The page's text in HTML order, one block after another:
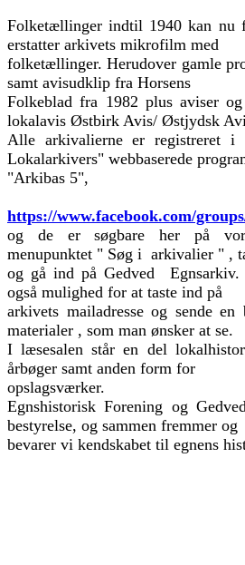
Folketællinger indtil 1940 kan nu
erstatter arkivets mikrofilm med
folketællinger. Herudover gamle
samt avisudklip fra Horsens
Folkeblad fra 1982 plus aviser
lokalavis Østbirk Avis/ Østjydsk
Alle arkivalierne er registreret i
Lokalarkivers" webbaserede
"Arkibas 5",
https://www.facebook.com/
og de er søgbare her på
menupunktet " Søg i arkivalier " ,
og gå ind på Gedved Egnsarkiv.
også mulighed for at taste ind på
arkivets mailadresse og sende
materialer , som man ønsker at se.
I læsesalen står en del
årbøger samt anden form for
opslagsværker.
Egnshistorisk Forening og
bestyrelse, og sammen fremmer og
bevarer vi kendskabet til egnens